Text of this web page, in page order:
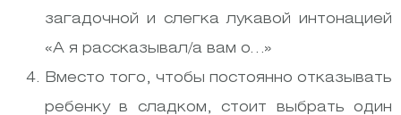
загадочной и слегка лукавой интонацией
«А я рассказывал/а вам о…»
Вместо того, чтобы постоянно отказывать
ребенку в сладком, стоит выбрать один